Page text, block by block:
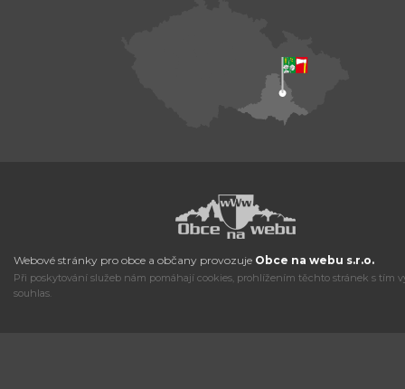
Webové stránky pro obce a občany provozuje Obce na webu s.r.o.
Při poskytování služeb nám pomáhají cookies, prohlížením těchto stránek s tím
souhlas.